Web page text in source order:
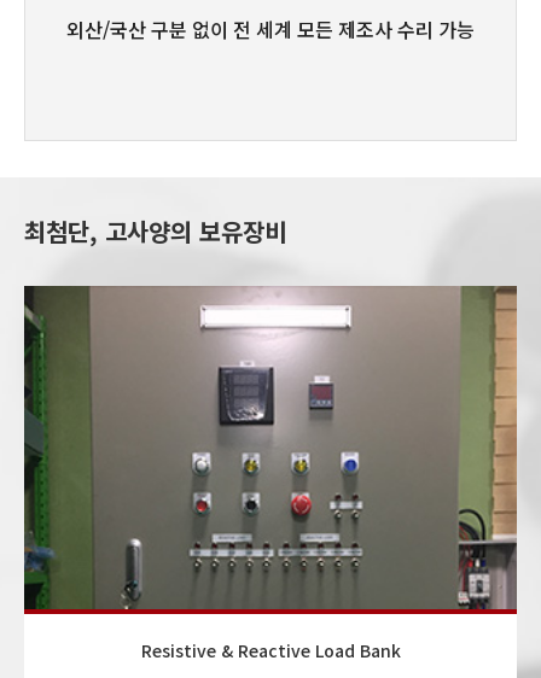
외산/국산 구분 없이 전 세계 모든 제조사 수리 가능
최첨단, 고사양의 보유장비
Resistive & Reactive Load Bank